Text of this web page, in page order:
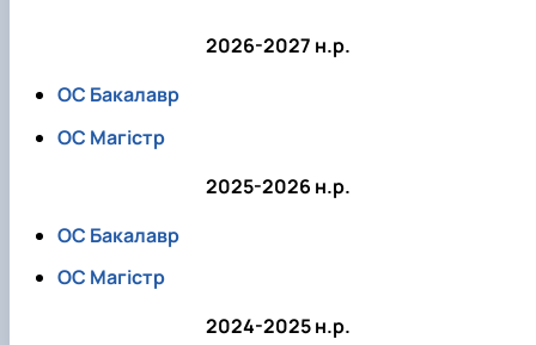
2026-2027 н.р.
ОС Бакалавр
ОС Магістр
2025-2026 н.р.
ОС Бакалавр
ОС Магістр
2024-2025 н.р.